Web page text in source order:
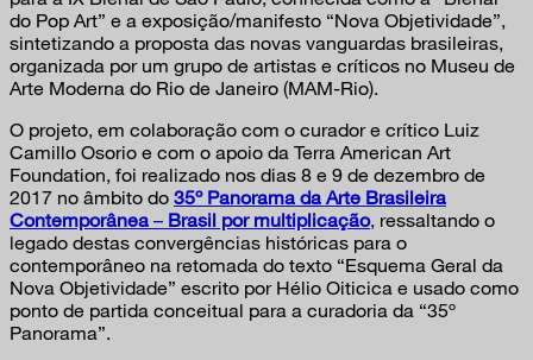
do Pop Art” e a exposição/manifesto “Nova Objetividade”,
sintetizando a proposta das novas vanguardas brasileiras,
organizada por um grupo de artistas e críticos no Museu de
Arte Moderna do Rio de Janeiro (MAM-Rio).
O projeto, em colaboração com o curador e crítico Luiz
Camillo Osorio e com o apoio da Terra American Art
Foundation, foi realizado nos dias 8 e 9 de dezembro de
2017 no âmbito do 35º Panorama da Arte Brasileira
Contemporânea – Brasil por multiplicação, ressaltando o
legado destas convergências históricas para o
contemporâneo na retomada do texto “Esquema Geral da
Nova Objetividade” escrito por Hélio Oiticica e usado como
ponto de partida conceitual para a curadoria da “35º
Panorama”.